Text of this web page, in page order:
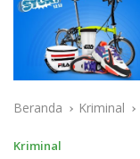
Beranda Kriminal
Kriminal